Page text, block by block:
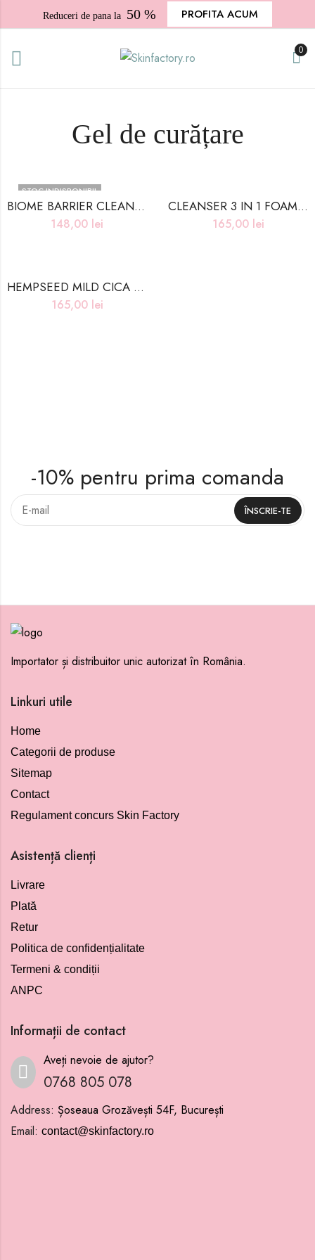
Reduceri de pana la 50 % PROFITA ACUM
0
Gel de curățare
STOC INDISPONIBIL
BIOME BARRIER CLEANSING FOAM – 120ml
148,00 lei
CLEANSER 3 IN 1 FOAMING SELF YUZU – 200ml
165,00 lei
HEMPSEED MILD CICA 3 IN 1 CLEANSER – 200ml
165,00 lei
-10% pentru prima comanda
Importator și distribuitor unic autorizat în România.
Linkuri utile
Home
Categorii de produse
Sitemap
Contact
Regulament concurs Skin Factory
Asistență clienți
Livrare
Plată
Retur
Politica de confidențialitate
Termeni & condiții
ANPC
Informații de contact
Aveți nevoie de ajutor?
0768 805 078
Address: Șoseaua Grozăvești 54F, București
Email: contact@skinfactory.ro